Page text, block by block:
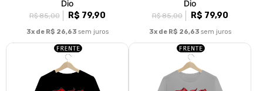
Dio
R$ 85,00 R$ 79,90
3x de R$ 26,63 sem juros
Dio
R$ 85,00 R$ 79,90
3x de R$ 26,63 sem juros